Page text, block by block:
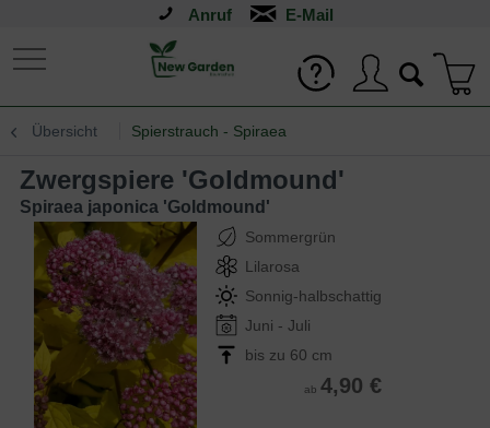
Anruf
Übersicht Spierstrauch - Spiraea
Zwergspiere 'Goldmound'
Spiraea japonica 'Goldmound'
Sommergrün
Lilarosa
Sonnig-halbschattig
Juni - Juli
bis zu 60 cm
ab 4,90 €